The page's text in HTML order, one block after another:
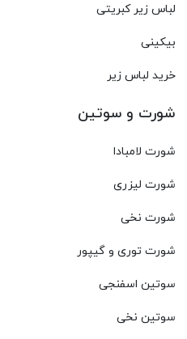
لباس زیر کبریتی
بیکینی
خرید لباس زیر
شورت و سوتین
شورت لامبادا
شورت لیزری
شورت نخی
شورت توری و گیپور
سوتین اسفنجی
سوتین نخی